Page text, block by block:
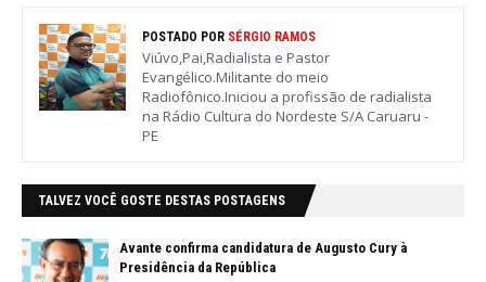
POSTADO POR SÉRGIO RAMOS
Viúvo,Pai,Radialista e Pastor
Evangélico.Militante do meio
Radiofônico.Iniciou a profissão de radialista
na Rádio Cultura do Nordeste S/A Caruaru -
PE
TALVEZ VOCÊ GOSTE DESTAS POSTAGENS
Avante confirma candidatura de Augusto Cury à
Presidência da República